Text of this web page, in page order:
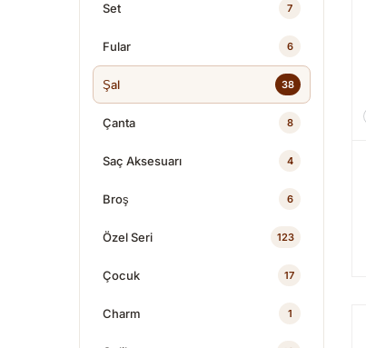
Set 7
Fular 6
Şal 38
Çanta 8
Saç Aksesuarı 4
Broş 6
Özel Seri 123
Çocuk 17
Charm 1